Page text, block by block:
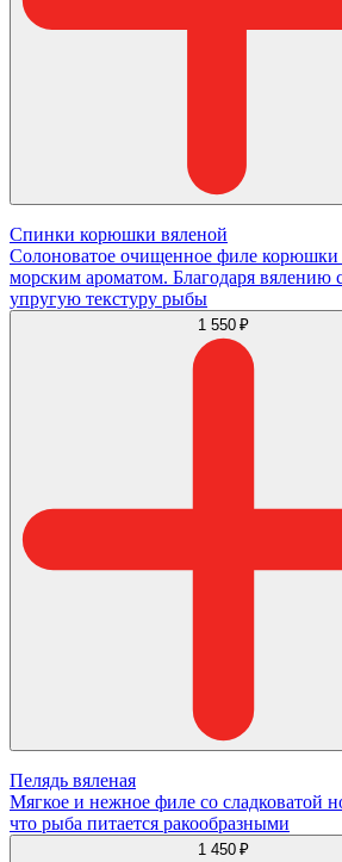
Спинки корюшки вяленой
Солоноватое очищенное филе корюшки
морским ароматом. Благодаря вялению
упругую текстуру рыбы
1 550 ₽
Пелядь вяленая
Мягкое и нежное филе со сладковатой
что рыба питается ракообразными
1 450 ₽